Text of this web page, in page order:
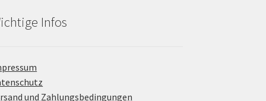
Infos
und Zahlungsbedingungen